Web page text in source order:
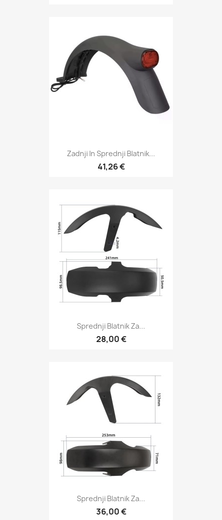
Zadnji In Sprednji Blatnik...
41,26 €
Sprednji Blatnik Za...
28,00 €
Sprednji Blatnik Za...
36,00 €